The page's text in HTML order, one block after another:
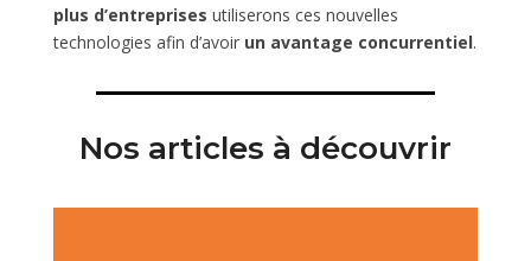
plus d’entreprises utiliserons ces nouvelles
technologies afin d’avoir un avantage concurrentiel.
Nos articles à découvrir